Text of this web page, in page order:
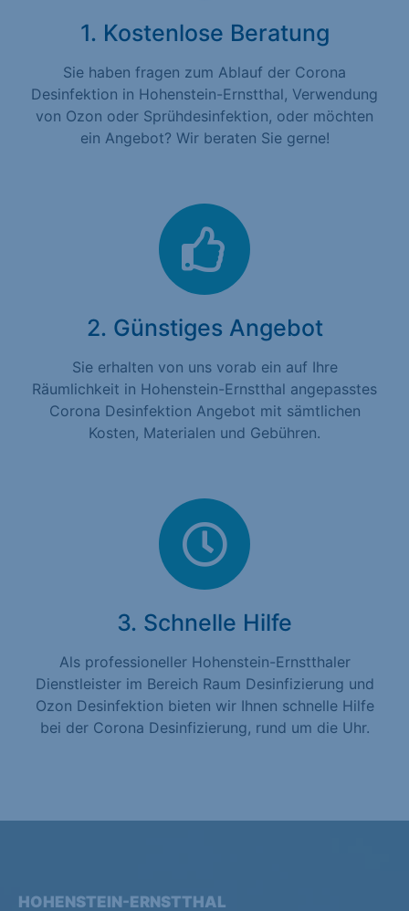
1. Kostenlose Beratung
Sie haben fragen zum Ablauf der Corona
Desinfektion in Hohenstein-Ernstthal, Verwendung
von Ozon oder Sprühdesinfektion, oder möchten
ein Angebot? Wir beraten Sie gerne!
2. Günstiges Angebot
Sie erhalten von uns vorab ein auf Ihre
Räumlichkeit in Hohenstein-Ernstthal angepasstes
Corona Desinfektion Angebot mit sämtlichen
Kosten, Materialen und Gebühren.
3. Schnelle Hilfe
Als professioneller Hohenstein-Ernstthaler
Dienstleister im Bereich Raum Desinfizierung und
Ozon Desinfektion bieten wir Ihnen schnelle Hilfe
bei der Corona Desinfizierung, rund um die Uhr.
HOHENSTEIN-ERNSTTHAL